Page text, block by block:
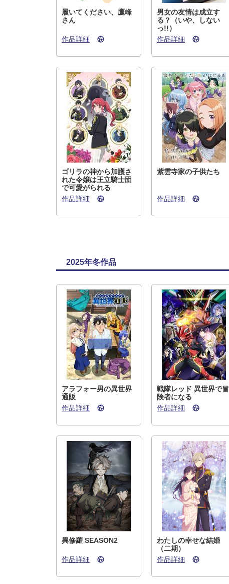
履いてください、鷹峰
さん
作品詳細
男女の友情は成立す
る？（いや、しない
っ!!）
作品詳細
ゴリラの神から加護さ
れた令嬢は王立騎士団
で可愛がられる
作品詳細
紫雲寺家の子供たち
作品詳細
2025年冬作品
アラフォー男の異世界
通販
作品詳細
戦隊レッド 異世界で冒
険者になる
作品詳細
異修羅 SEASON2
作品詳細
わたしの幸せな結婚
（二期）
作品詳細